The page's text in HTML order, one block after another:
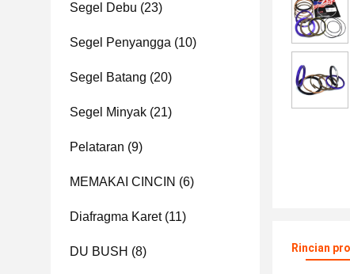
Segel Debu (23)
Segel Penyangga (10)
Segel Batang (20)
Segel Minyak (21)
Pelataran (9)
MEMAKAI CINCIN (6)
Diafragma Karet(11)
DU BUSH (8) Rincian